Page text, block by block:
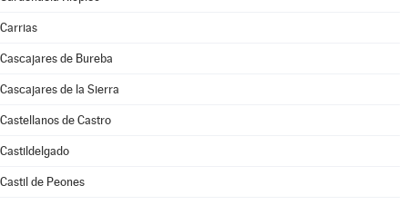
Carrias
Cascajares de Bureba
Cascajares de la Sierra
Castellanos de Castro
Castildelgado
Castil de Peones